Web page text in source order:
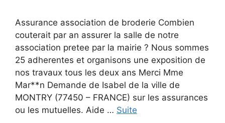
Assurance association de broderie Combien
couterait par an assurer la salle de notre
association pretee par la mairie ? Nous sommes
25 adherentes et organisons une exposition de
nos travaux tous les deux ans Merci Mme
Mar**n Demande de Isabel de la ville de
MONTRY (77450 – FRANCE) sur les assurances
ou les mutuelles. Aide … Suite